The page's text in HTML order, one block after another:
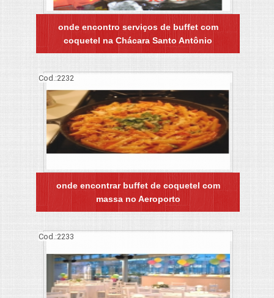
onde encontro serviços de buffet com
coquetel na Chácara Santo Antônio
Cod.:2232
onde encontrar buffet de coquetel com
massa no Aeroporto
Cod.:2233